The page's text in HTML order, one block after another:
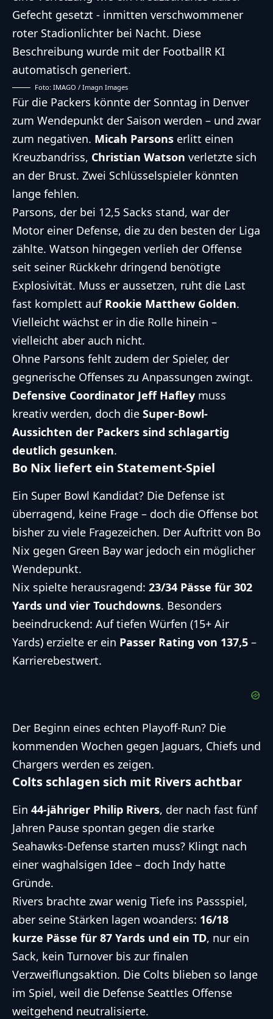
Foto: IMAGO / Imagn Images
Für die Packers könnte der Sonntag in Denver
zum Wendepunkt der Saison werden – und zwar
zum negativen. Micah Parsons erlitt einen
Kreuzbandriss, Christian Watson verletzte sich
an der Brust. Zwei Schlüsselspieler könnten
lange fehlen.
Parsons, der bei 12,5 Sacks stand, war der
Motor einer Defense, die zu den besten der Liga
zählte. Watson hingegen verlieh der Offense
seit seiner Rückkehr dringend benötigte
Explosivität. Muss er aussetzen, ruht die Last
fast komplett auf Rookie Matthew Golden.
Vielleicht wächst er in die Rolle hinein –
vielleicht aber auch nicht.
Ohne Parsons fehlt zudem der Spieler, der
gegnerische Offenses zu Anpassungen zwingt.
Defensive Coordinator Jeff Hafley muss
kreativ werden, doch die Super-Bowl-
Aussichten der Packers sind schlagartig
deutlich gesunken.
Bo Nix liefert ein Statement-Spiel
Ein Super Bowl Kandidat? Die Defense ist
überragend, keine Frage – doch die Offense bot
bisher zu viele Fragezeichen. Der Auftritt von Bo
Nix gegen Green Bay war jedoch ein möglicher
Wendepunkt.
Nix spielte herausragend: 23/34 Pässe für 302
Yards und vier Touchdowns. Besonders
beeindruckend: Auf tiefen Würfen (15+ Air
Yards) erzielte er ein Passer Rating von 137,5 –
Karrierebestwert.
Der Beginn eines echten Playoff-Run? Die
kommenden Wochen gegen Jaguars, Chiefs und
Chargers werden es zeigen.
Colts schlagen sich mit Rivers achtbar
Ein 44-jähriger Philip Rivers, der nach fast fünf
Jahren Pause spontan gegen die starke
Seahawks-Defense starten muss? Klingt nach
einer waghalsigen Idee – doch Indy hatte
Gründe.
Rivers brachte zwar wenig Tiefe ins Passspiel,
aber seine Stärken lagen woanders: 16/18
kurze Pässe für 87 Yards und ein TD, nur ein
Sack, kein Turnover bis zur finalen
Verzweiflungsaktion. Die Colts blieben so lange
im Spiel, weil die Defense Seattles Offense
weitgehend neutralisierte.